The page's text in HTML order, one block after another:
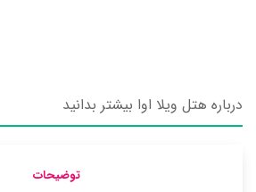
درباره هتل ویلا اوا بیشتر بدانید
توضیحات